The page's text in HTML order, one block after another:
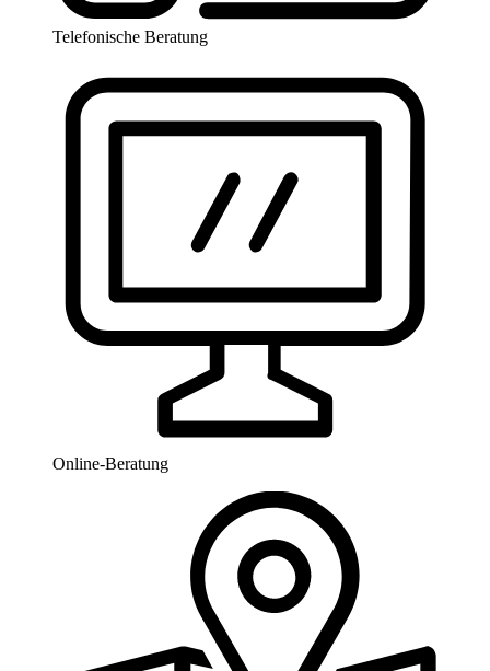
Telefonische Beratung
Online-Beratung